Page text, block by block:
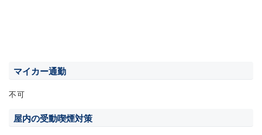
マイカー通勤
不可
屋内の受動喫煙対策